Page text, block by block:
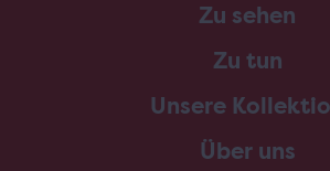
Zu sehen
Zu tun
Unsere
Über uns